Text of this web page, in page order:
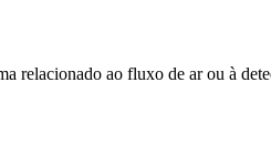
relacionado ao fluxo de ar ou à